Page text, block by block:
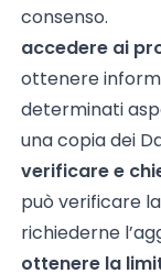
consenso.
accedere ai
ottenere
determinati
una copia dei
verificare e
può verificare
richiederne
ottenere la